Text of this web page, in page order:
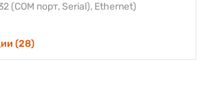
(COM порт, Serial), Ethernet)
(28)